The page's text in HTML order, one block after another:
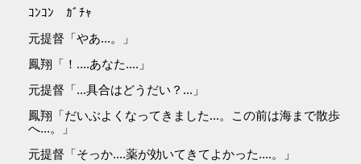
ｺﾝｺﾝ ｶﾞﾁｬ
元提督「やあ...。」
鳳翔「！....あなた....」
元提督「...具合はどうだい？...」
鳳翔「だいぶよくなってきました...。この前は海まで散歩
へ...。」
元提督「そっか....薬が効いてきてよかった....。」